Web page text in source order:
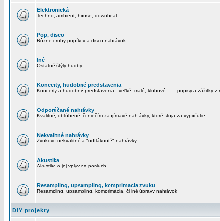
Elektronická
Techno, ambient, house, downbeat, ...
Pop, disco
Rôzne druhy popíkov a disco nahrávok
Iné
Ostatné štýly hudby ...
Koncerty, hudobné predstavenia
Koncerty a hudobné predstavenia - veľké, malé, klubové, ... - popisy a zážitky z
Odporúčané nahrávky
Kvalitné, obľúbené, či niečím zaujímavé nahrávky, ktoré stoja za vypočutie.
Nekvalitné nahrávky
Zvukovo nekvalitné a "odfláknuté" nahrávky.
Akustika
Akustika a jej vplyv na posluch.
Resampling, upsampling, komprimacia zvuku
Resampling, upsampling, komprimácia, či iné úpravy nahrávok
DIY projekty